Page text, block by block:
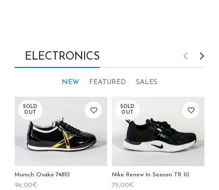
ELECTRONICS
NEW FEATURED SALES
SOLD
OUT
Munich Osaka 74810
94,00€
SOLD
OUT
Nike Renew In Season TR 10
75,00€